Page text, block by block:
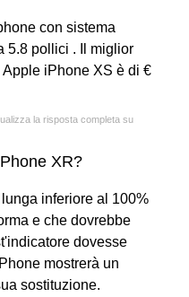
con sistema
5.8 pollici . Il miglior
iPhone XS è di €
la risposta completa su
XR?
inferiore al 100%
e che dovrebbe
dovesse
mostrerà un
sostituzione.